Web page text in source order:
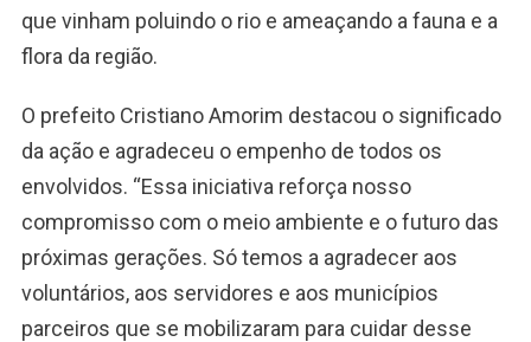
que vinham poluindo o rio e ameaçando a fauna e a
flora da região.
O prefeito Cristiano Amorim destacou o significado
da ação e agradeceu o empenho de todos os
envolvidos. “Essa iniciativa reforça nosso
compromisso com o meio ambiente e o futuro das
próximas gerações. Só temos a agradecer aos
voluntários, aos servidores e aos municípios
parceiros que se mobilizaram para cuidar desse